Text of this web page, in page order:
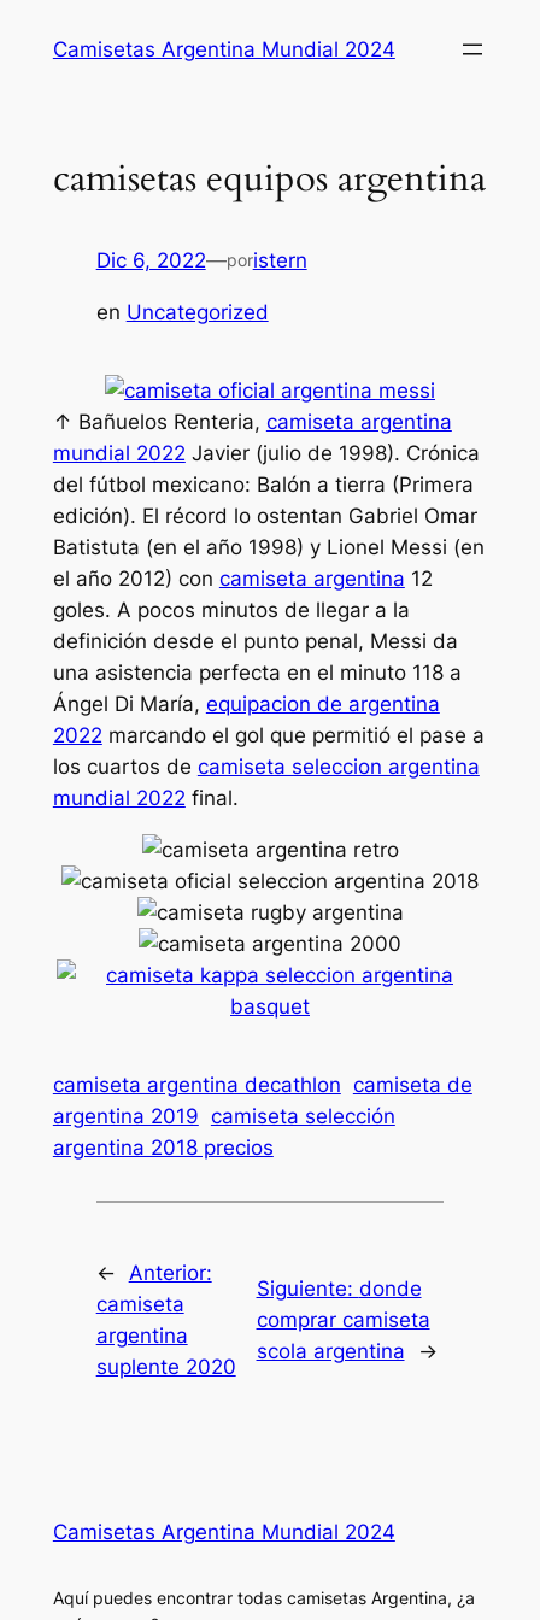
Camisetas Argentina Mundial 2024
camisetas equipos argentina
Dic 6, 2022—poristern
en Uncategorized
↑ Bañuelos Renteria, camiseta argentina
mundial 2022 Javier (julio de 1998). Crónica
del fútbol mexicano: Balón a tierra (Primera
edición). El récord lo ostentan Gabriel Omar
Batistuta (en el año 1998) y Lionel Messi (en
el año 2012) con camiseta argentina 12
goles. A pocos minutos de llegar a la
definición desde el punto penal, Messi da
una asistencia perfecta en el minuto 118 a
Ángel Di María, equipacion de argentina
2022 marcando el gol que permitió el pase a
los cuartos de camiseta seleccion argentina
mundial 2022 final.
camiseta argentina decathlon camiseta de
argentina 2019 camiseta selección
argentina 2018 precios
←
Anterior:
camiseta
argentina
suplente 2020
Siguiente: donde
comprar camiseta
scola argentina
→
Camisetas Argentina Mundial 2024
Aquí puedes encontrar todas camisetas Argentina, ¿a